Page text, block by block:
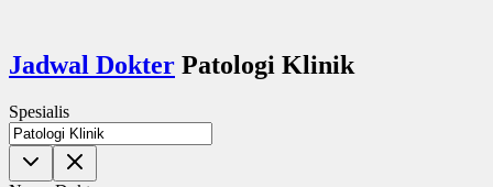
Jadwal Dokter Patologi Klinik
Spesialis